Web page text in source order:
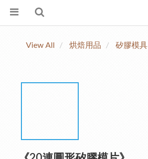
View All 烘焙用品 矽膠模具